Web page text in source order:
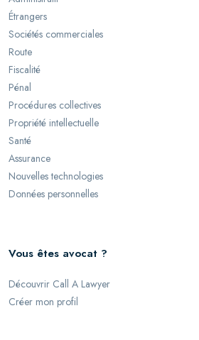
Étrangers
Sociétés commerciales
Route
Fiscalité
Pénal
Procédures collectives
Propriété intellectuelle
Santé
Assurance
Nouvelles technologies
Données personnelles
Vous êtes avocat ?
Découvrir Call A Lawyer
Créer mon profil